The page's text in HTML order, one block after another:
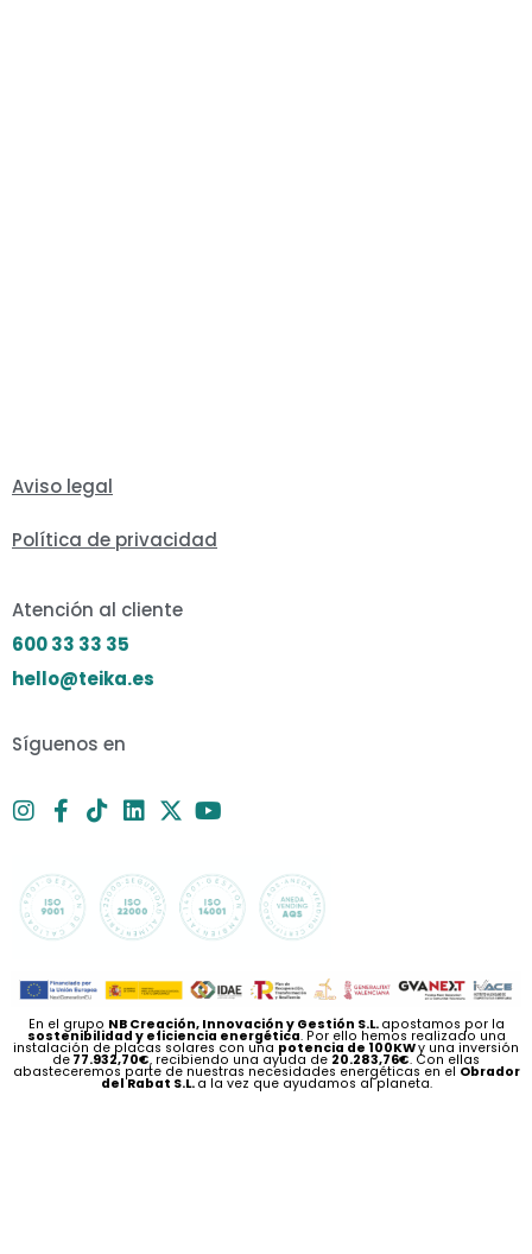
Aviso legal
Política de privacidad
Atención al cliente
600 33 33 35
hello@teika.es
Síguenos en
En el grupo NB Creación, Innovación y Gestión S.L. apostamos por la
sostenibilidad y eficiencia energética. Por ello hemos realizado una
instalación de placas solares con una potencia de 100KWy una inversión
de 77.932,70€, recibiendo una ayuda de 20.283,76€. Con ellas
abasteceremos parte de nuestras necesidades energéticas en el Obrador
del Rabat S.L. a la vez que ayudamos al planeta.